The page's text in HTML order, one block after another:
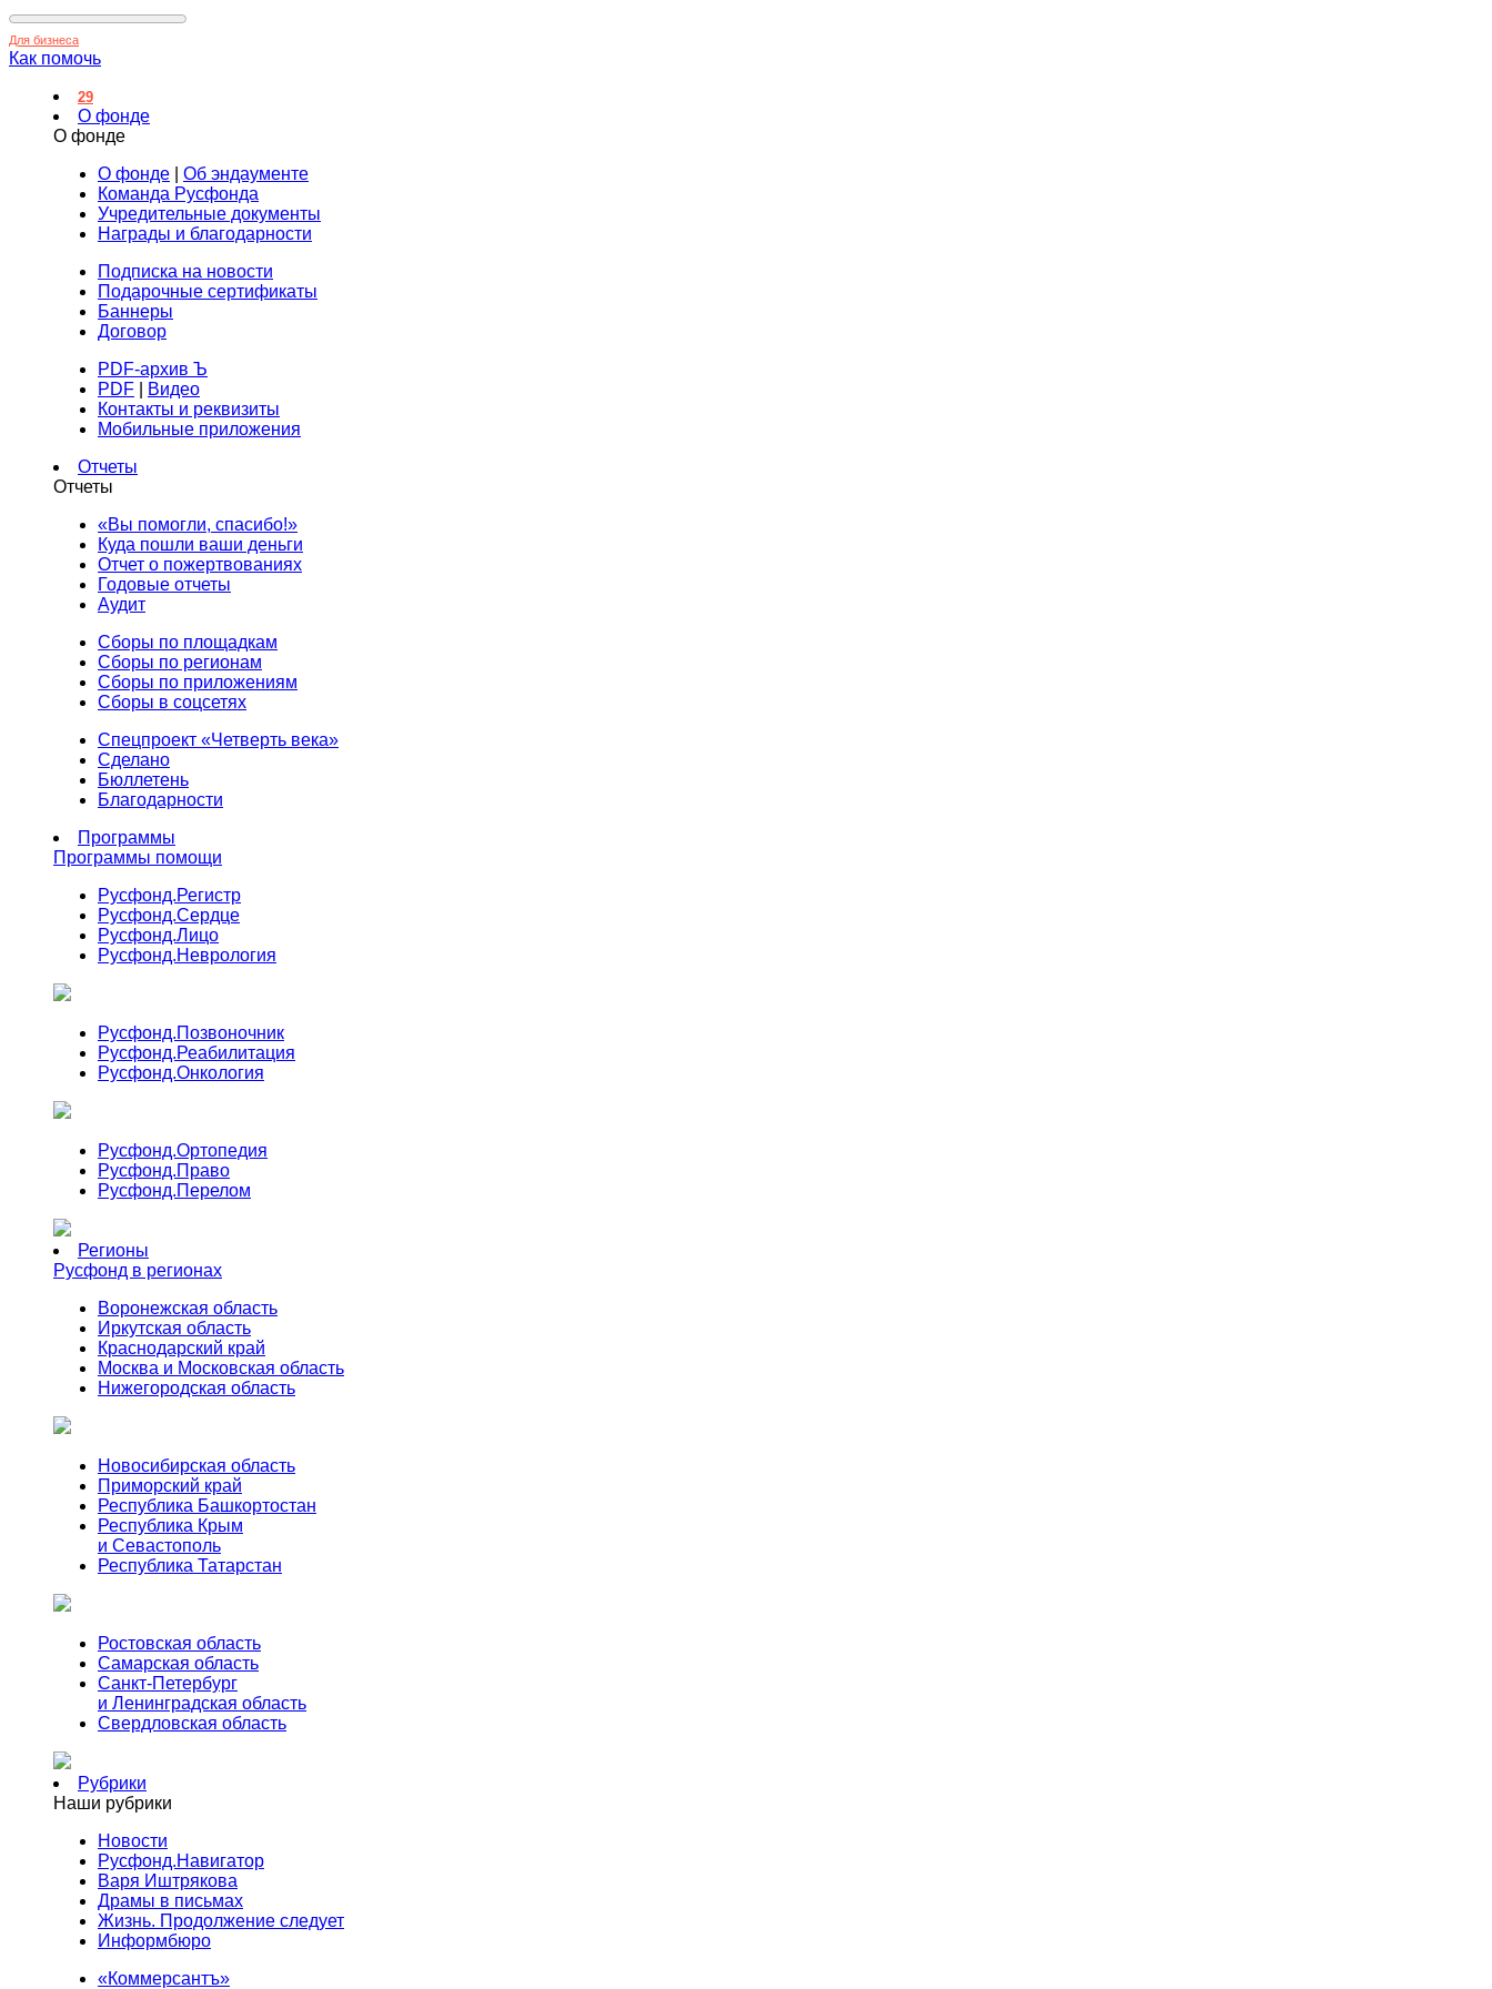
Для бизнеса
Как помочь
29
О фонде
О фонде
О фонде
Об эндаументе
Команда Русфонда
Учредительные документы
Награды и благодарности
Подписка на новости
Подарочные сертификаты
Баннеры
Договор
PDF-архив Ъ
PDF
Видео
Контакты и реквизиты
Мобильные приложения
Отчеты
Отчеты
«Вы помогли, спасибо!»
Куда пошли ваши деньги
Отчет о пожертвованиях
Годовые отчеты
Аудит
Сборы по площадкам
Сборы по регионам
Сборы по приложениям
Сборы в соцсетях
Спецпроект «Четверть века»
Сделано
Бюллетень
Благодарности
Программы
Программы помощи
Русфонд.Регистр
Русфонд.Сердце
Русфонд.Лицо
Русфонд.Неврология
Русфонд.Позвоночник
Русфонд.Реабилитация
Русфонд.Онкология
Русфонд.Ортопедия
Русфонд.Право
Русфонд.Перелом
Регионы
Русфонд в регионах
Воронежская область
Иркутская область
Краснодарский край
Москва и Московская область
Нижегородская область
Новосибирская область
Приморский край
Республика Башкортостан
Республика Крым
и Севастополь
Республика Татарстан
Ростовская область
Самарская область
Санкт-Петербург
и Ленинградская область
Свердловская область
Рубрики
Наши рубрики
Новости
Русфонд.Навигатор
Варя Иштрякова
Драмы в письмах
Жизнь. Продолжение следует
Информбюро
«Коммерсантъ»